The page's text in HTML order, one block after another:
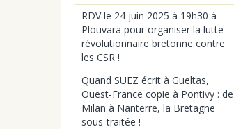
RDV le 24 juin 2025 à 19h30 à
Plouvara pour organiser la lutte
révolutionnaire bretonne contre
les CSR !
Quand SUEZ écrit à Gueltas,
Ouest-France copie à Pontivy : de
Milan à Nanterre, la Bretagne
sous-traitée !